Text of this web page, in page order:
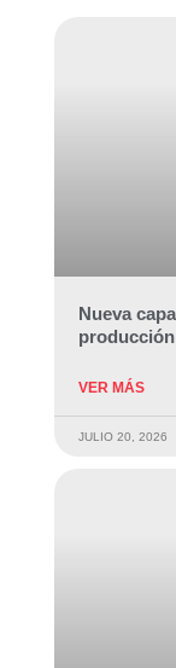
Nueva
VER MÁS
JULIO 20, 2026